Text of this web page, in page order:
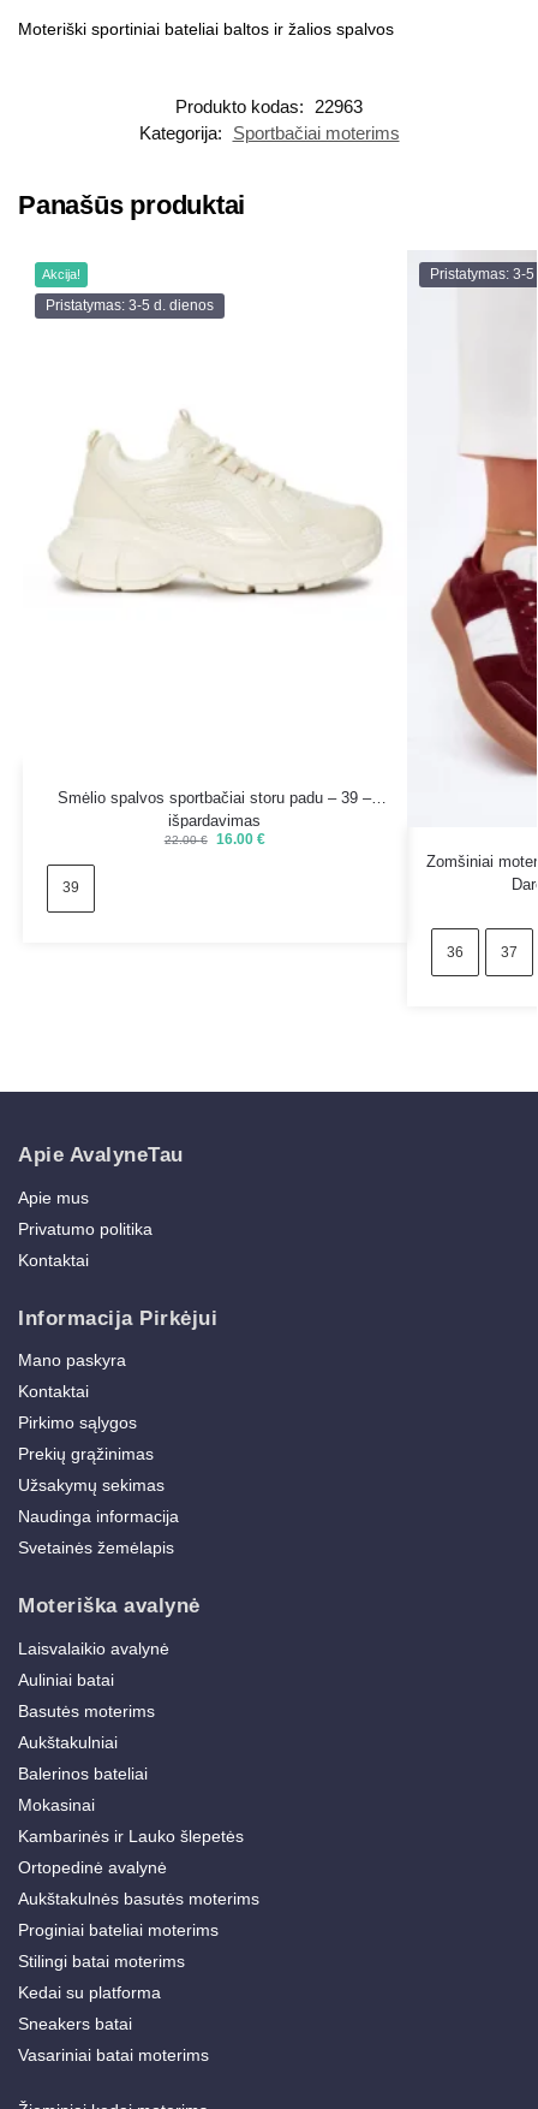
Moteriški sportiniai bateliai baltos ir žalios spalvos
Produkto kodas:
22963
Kategorija:
Sportbačiai moterims
Panašūs produktai
Akcija!
Pristatymas: 3-5 d. dienos
Smėlio spalvos sportbačiai storu padu – 39 –
išpardavimas
22.00€ 16.00 €
39
Pristatymas: 3-
Zomšiniai
36 37
Apie AvalyneTau
Apie mus
Privatumo politika
Kontaktai
Informacija Pirkėjui
Mano paskyra
Kontaktai
Pirkimo sąlygos
Prekių grąžinimas
Užsakymų sekimas
Naudinga informacija
Svetainės žemėlapis
Moteriška avalynė
Laisvalaikio avalynė
Auliniai batai
Basutės moterims
Aukštakulniai
Balerinos bateliai
Mokasinai
Kambarinės ir Lauko šlepetės
Ortopedinė avalynė
Aukštakulnės basutės moterims
Proginiai bateliai moterims
Stilingi batai moterims
Kedai su platforma
Sneakers batai
Vasariniai batai moterims